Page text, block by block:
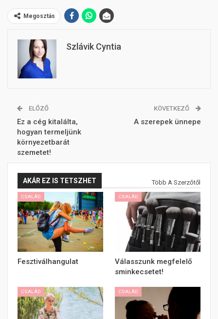
Megosztás
Szlávik Cyntia
ELŐZŐ
Ez a cég kitalálta,
hogyan termeljünk
környezetbarát
szemetet!
KÖVETKEZŐ
A szerepek ünnepe
AKÁR EZ IS TETSZHET Több A Szerzőtől
CSALÁD
Fesztiválhangulat
CSALÁD
Válasszunk megfelelő
sminkecsetet!
CSALÁD CSALÁD